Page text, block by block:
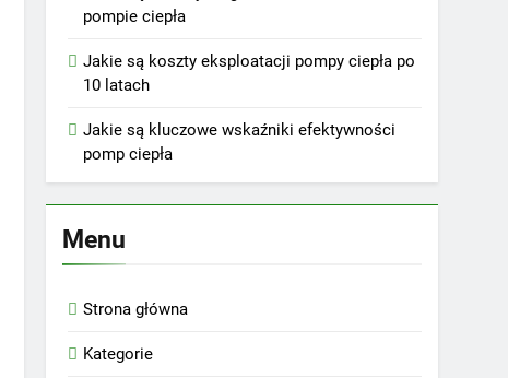
pompie ciepła
Jakie są koszty eksploatacji pompy ciepła po
10 latach
Jakie są kluczowe wskaźniki efektywności
pomp ciepła
Menu
Strona główna
Kategorie